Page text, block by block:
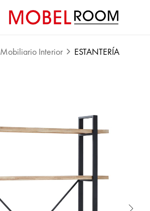
Mobiliario Interior
ESTANTERÍA